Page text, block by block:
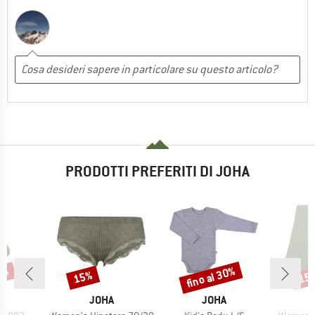
PRODOTTI PREFERITI DI JOHA
MARCHIO
JOHA
Sconto
15%
MARCHIO
JOHA
Sconto
fino al 30%